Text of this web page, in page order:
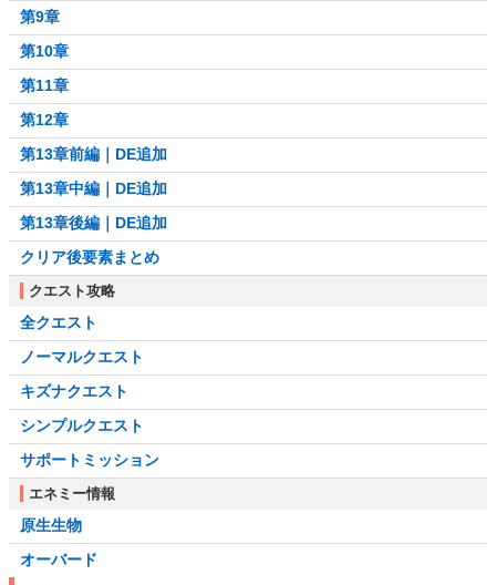
第9章
第10章
第11章
第12章
第13章前編｜DE追加
第13章中編｜DE追加
第13章後編｜DE追加
クリア後要素まとめ
クエスト攻略
全クエスト
ノーマルクエスト
キズナクエスト
シンプルクエスト
サポートミッション
エネミー情報
原生生物
オーバード